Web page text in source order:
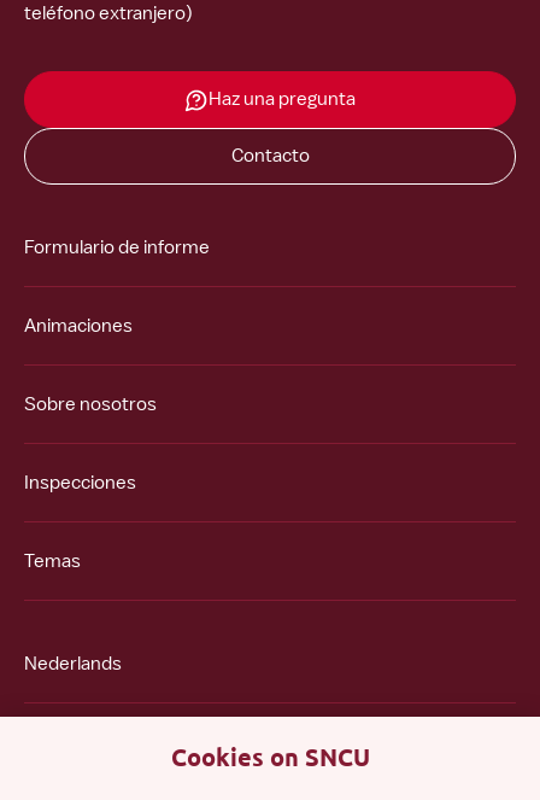
teléfono extranjero)
Haz una pregunta
Contacto
Formulario de informe
Animaciones
Sobre nosotros
Inspecciones
Temas
Nederlands
Cookies on SNCU